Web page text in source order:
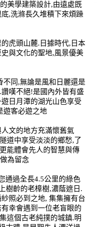
美學建築設計,由遠處既
,洗滌長久堆積下來煩躁
虎頭山麓.日據時代,日本
與文化的聖地,風景優美
不同,無論是風和日麗還是
嘆不絕!是國內外皆有盛
日月潭的湖光山色享受
遊客必遊之地
文的地方充滿懷舊氣
道中享受淡淡的鄉愁,了
能體會先人的智慧與傳
為留念
通過全長4.5公里的綠色
樹齡的老樟樹,濃蔭遮日.
照必到之地, 集集擁有台
幸會遇到一位老盲眼的
這個古老純撲的城鎮.明